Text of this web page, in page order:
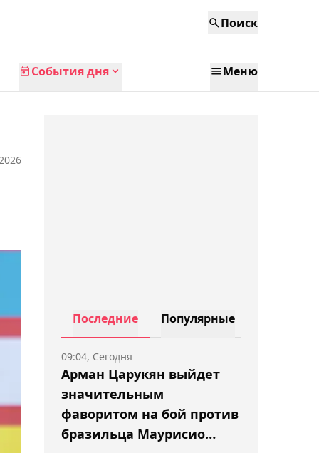
Поиск
События дня Меню
Последние Популярные
Арман Царукян выйдет
значительным
фаворитом на бой против
бразильца Маурисио
09:04, Сегодня